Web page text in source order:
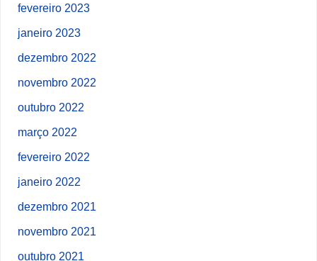
fevereiro 2023
janeiro 2023
dezembro 2022
novembro 2022
outubro 2022
março 2022
fevereiro 2022
janeiro 2022
dezembro 2021
novembro 2021
outubro 2021